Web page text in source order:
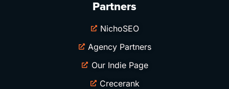
Partners
NichoSEO
Agency Partners
Our Indie Page
Crecerank